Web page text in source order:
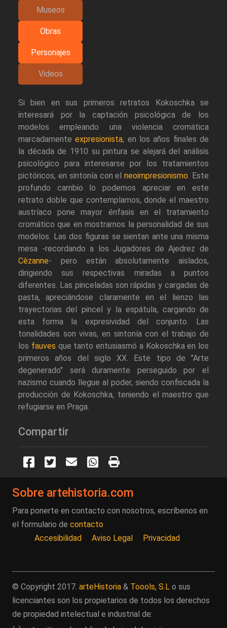
Museos
Obras
Personajes
Videos
Si bien en sus primeros retratos Kokoschka se
interesará por la captación psicológica de los
modelos empleando una violencia cromática
marcadamenteexpresionista, en los años finales de
la década de 1910 su pintura se alejará del análisis
psicológico para interesarse por los tratamientos
pictóricos, en sintonía con elneoimpresionismo. Este
profundo cambio lo podemos apreciar en este
retrato doble que contemplamos, donde el maestro
austríaco pone mayor énfasis en el tratamiento
cromático que en mostrarnos la personalidad de sus
modelos. Las dos figuras se sientan ante una misma
mesa -recordando a los Jugadores de Ajedrez de
Cèzanne- pero están absolutamente aislados,
dirigiendo sus respectivas miradas a puntos
diferentes. Las pinceladas son rápidas y cargadas de
pasta, apreciándose claramente en el lienzo las
trayectorias del pincel y la espátula, cargando de
esta forma la expresividad del conjunto. Las
tonalidades son vivas, en sintonía con el trabajo de
los fauves que tanto entusiasmó a Kokoschka en los
primeros años del siglo XX. Este tipo de "Arte
degenerado" será duramente perseguido por el
nazismo cuando llegue al poder, siendo confiscada la
producción de Kokoschka, teniendo el maestro que
refugiarse en Praga.
Compartir
Sobre artehistoria.com
Para ponerte en contacto con nosotros, escríbenos en
el formulario de contacto
Accesibilidad
Aviso Legal Privacidad
© Copyright 2017. arteHistoria & Toools, S.L o sus
licenciantes son los propietarios de todos los derechos
de propiedad intelectual e industrial de: